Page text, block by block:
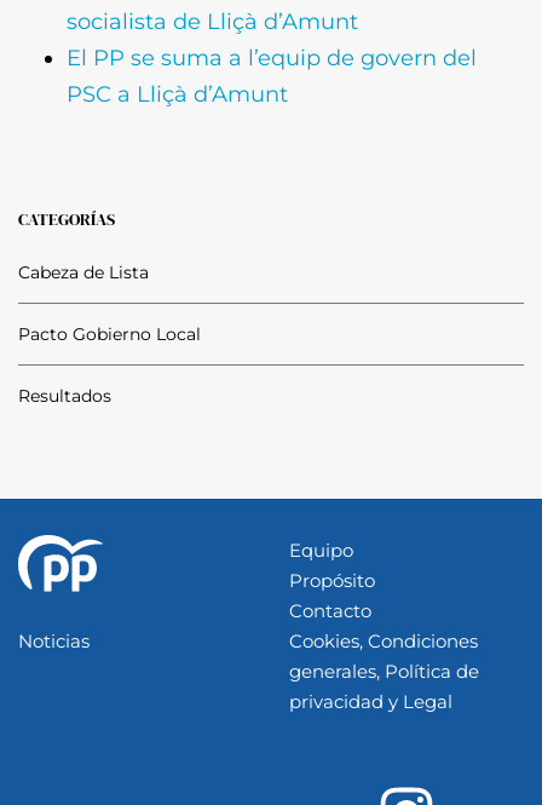
socialista de Lliçà d’Amunt
El PP se suma a l’equip de govern del
PSC a Lliçà d’Amunt
CATEGORÍAS
Cabeza de Lista
Pacto Gobierno Local
Resultados
Equipo
Propósito
Contacto
Noticias
Cookies, Condiciones
generales, Política de
privacidad y Legal